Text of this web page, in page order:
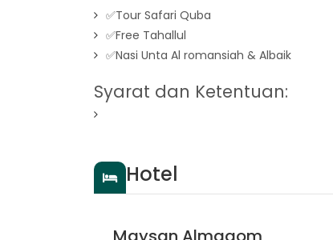
✅Tour Safari Quba
✅Free Tahallul
✅Nasi Unta Al romansiah & Albaik
Syarat dan Ketentuan:
Hotel